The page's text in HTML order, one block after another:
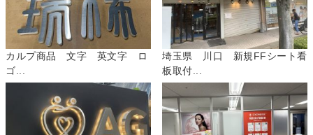
カルプ商品 文字 英文字 ロ
ゴ...
埼玉県 川口 新規FFシート看
板取付...